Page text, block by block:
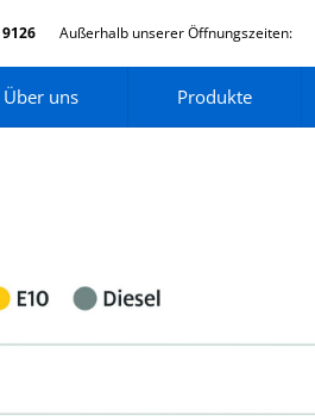
Außerhalb unserer Öffnungszeiten:
Über uns Produkte